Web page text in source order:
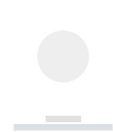
------------
----------- ----------- ----------